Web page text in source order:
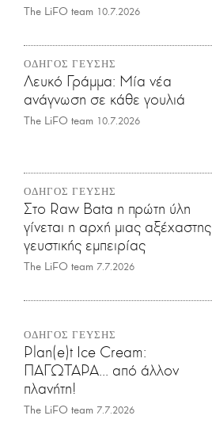
The LiFO team 10.7.2026
ΟΔΗΓΟΣ ΓΕΥΣΗΣ
Λευκό Γράμμα: Μία νέα
ανάγνωση σε κάθε γουλιά
The LiFO team 10.7.2026
ΟΔΗΓΟΣ ΓΕΥΣΗΣ
Στο Raw Bata η πρώτη ύλη
γίνεται η αρχή μιας αξέχαστης
γευστικής εμπειρίας
The LiFO team 7.7.2026
ΟΔΗΓΟΣ ΓΕΥΣΗΣ
Plan(e)t Ice Cream:
ΠΑΓΩΤΑΡΑ... από άλλον
πλανήτη!
The LiFO team 7.7.2026